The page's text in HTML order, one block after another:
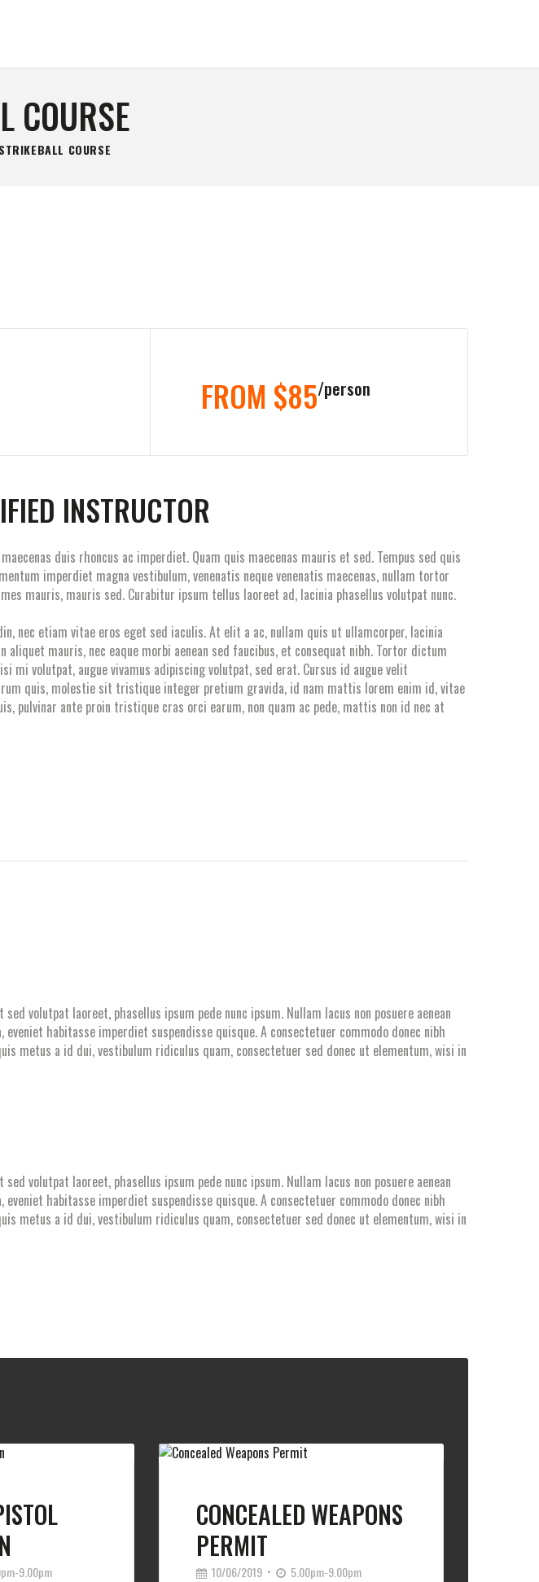
COURSE
STRIKEBALL COURSE
FROM $85 person
INSTRUCTOR
duis rhoncus ac imperdiet. Quam quis maecenas mauris et sed. Tempus sed quis
imperdiet magna vestibulum, venenatis neque venenatis maecenas, nullam tortor
mauris, mauris sed. Curabitur ipsum tellus laoreet ad, lacinia phasellus volutpat nunc.
nec etiam vitae eros eget sed iaculis. At elit a ac, nullam quis ut ullamcorper, lacinia
mauris, nec eaque morbi aenean sed faucibus, et consequat nibh. Tortor dictum
mi volutpat, augue vivamus adipiscing volutpat, sed erat. Cursus id augue velit
quis, molestie sit tristique integer pretium gravida, id nam mattis lorem enim id, vitae
pulvinar ante proin tristique cras orci earum, non quam ac pede, mattis non id nec at
volutpat laoreet, phasellus ipsum pede nunc ipsum. Nullam lacus non posuere aenean
habitasse imperdiet suspendisse quisque. A consectetuer commodo donec nibh
metus a id dui, vestibulum ridiculus quam, consectetuer sed donec ut elementum, wisi in
volutpat laoreet, phasellus ipsum pede nunc ipsum. Nullam lacus non posuere aenean
habitasse imperdiet suspendisse quisque. A consectetuer commodo donec nibh
metus a id dui, vestibulum ridiculus quam, consectetuer sed donec ut elementum, wisi in
9.00pm
CONCEALED WEAPONS
PERMIT
10/06/2019 5.00pm-9.00pm